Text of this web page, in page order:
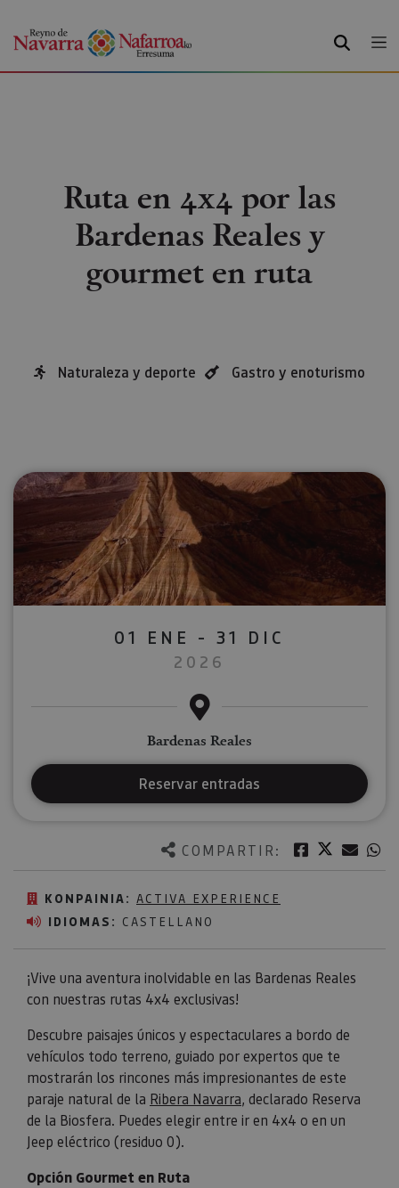
BILATU
Ruta en 4x4 por las
Bardenas Reales y
gourmet en ruta
Naturaleza y deporte Gastro y enoturismo
COMPARTIR: Facebook
Twitter
KONPAINIA: ACTIVA EXPERIENCE
IDIOMAS: CASTELLANO
¡Vive una aventura inolvidable en las Bardenas Reales
con nuestras rutas 4x4 exclusivas!
Descubre paisajes únicos y espectaculares a bordo de
vehículos todo terreno, guiado por expertos que te
mostrarán los rincones más impresionantes de este
paraje natural de la Ribera Navarra, declarado Reserva
de la Biosfera. Puedes elegir entre ir en 4x4 o en un
Jeep eléctrico (residuo 0).
Opción Gourmet en Ruta
01 ENE - 31 DIC
2026
Bardenas Reales
Reservar entradas